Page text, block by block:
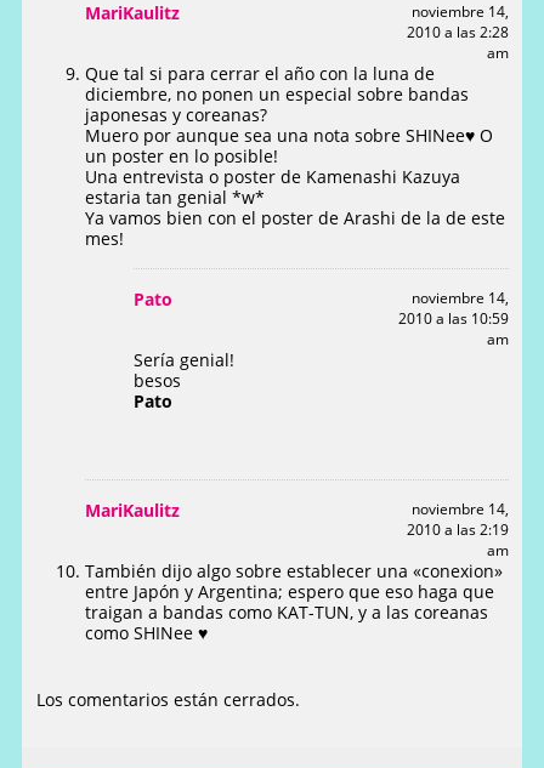
MariKaulitz
noviembre 14,
2010 a las 2:28
am
Que tal si para cerrar el año con la luna de
diciembre, no ponen un especial sobre bandas
japonesas y coreanas?
Muero por aunque sea una nota sobre SHINee♥ O
un poster en lo posible!
Una entrevista o poster de Kamenashi Kazuya
estaria tan genial *w*
Ya vamos bien con el poster de Arashi de la de este
mes!
Pato
noviembre 14,
2010 a las 10:59
am
Sería genial!
besos
Pato
MariKaulitz
noviembre 14,
2010 a las 2:19
am
También dijo algo sobre establecer una «conexion»
entre Japón y Argentina; espero que eso haga que
traigan a bandas como KAT-TUN, y a las coreanas
como SHINee ♥
Los comentarios están cerrados.